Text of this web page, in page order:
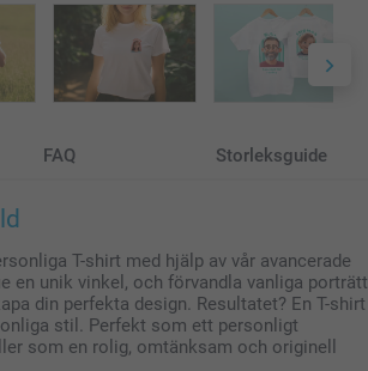
FAQ Storleksguide
T-shirt med hjälp av vår avancerade
unik vinkel, och förvandla vanliga porträtt
din perfekta design. Resultatet? En T-shirt
stil. Perfekt som ett personligt
som en rolig, omtänksam och originell